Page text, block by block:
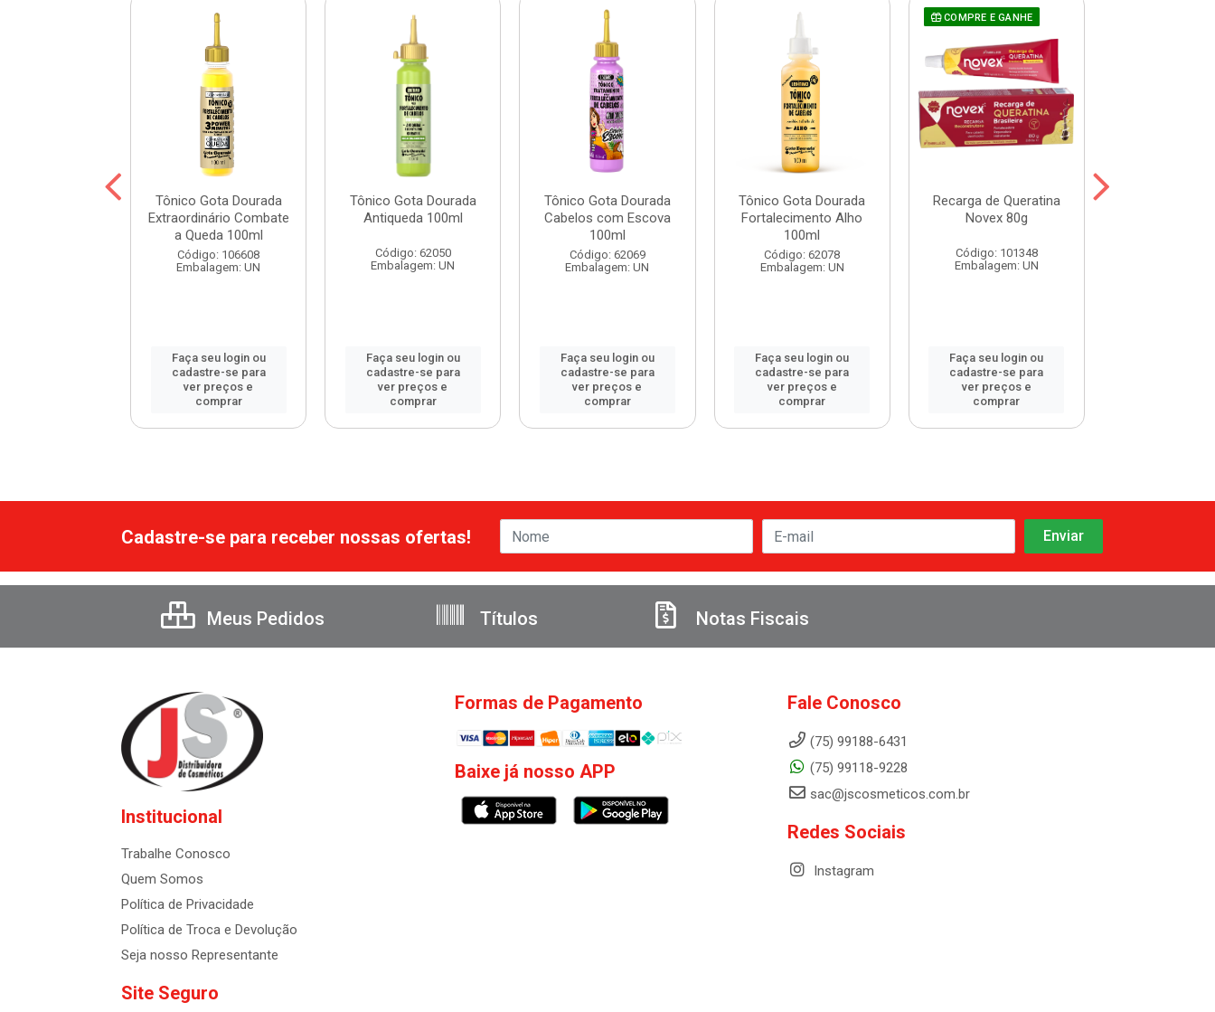
Tônico Gota Dourada
Extraordinário Combate
a Queda 100ml
Código: 106608
Embalagem: UN
Faça seu login ou
cadastre-se para
ver preços e
comprar
Tônico Gota Dourada
Antiqueda 100ml
Código: 62050
Embalagem: UN
Faça seu login ou
cadastre-se para
ver preços e
comprar
Tônico Gota Dourada
Cabelos com Escova
100ml
Código: 62069
Embalagem: UN
Faça seu login ou
cadastre-se para
ver preços e
comprar
Tônico Gota Dourada
Fortalecimento Alho
100ml
Código: 62078
Embalagem: UN
Faça seu login ou
cadastre-se para
ver preços e
comprar
COMPRE E GANHE
Recarga de Queratina
Novex 80g
Código: 101348
Embalagem: UN
Faça seu login ou
cadastre-se para
ver preços e
comprar
Cadastre-se para receber nossas ofertas!
Meus Pedidos Títulos Notas Fiscais
Institucional
Trabalhe Conosco
Quem Somos
Política de Privacidade
Política de Troca e Devolução
Seja nosso Representante
Site Seguro
Formas de Pagamento
Baixe já nosso APP
Fale Conosco
(75) 99188-6431
(75) 99118-9228
sac@jscosmeticos.com.br
Redes Sociais
Instagram